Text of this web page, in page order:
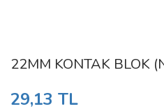
22MM KONTAK BLOK
29,13 TL